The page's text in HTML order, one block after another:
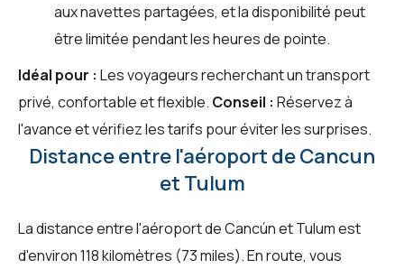
aux navettes partagées, et la disponibilité peut
être limitée pendant les heures de pointe.
Idéal pour : Les voyageurs recherchant un transport
privé, confortable et flexible. Conseil : Réservez à
l'avance et vérifiez les tarifs pour éviter les surprises.
Distance entre l'aéroport de Cancun
et Tulum
La distance entre l'aéroport de Cancún et Tulum est
d'environ 118 kilomètres (73 miles). En route, vous